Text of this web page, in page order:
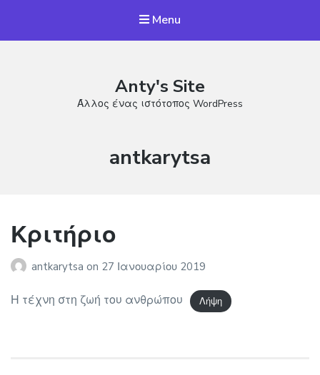
Menu
Anty's Site
Άλλος ένας ιστότοπος WordPress
Συντάκτης:
antkarytsa
Κριτήριο
antkarytsa on 27 Ιανουαρίου 2019
Η τέχνη στη ζωή του ανθρώπου Λήψη